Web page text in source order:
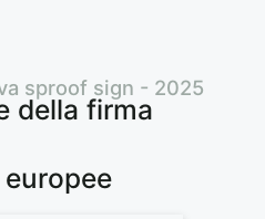
della firma
sproof sign - 2025